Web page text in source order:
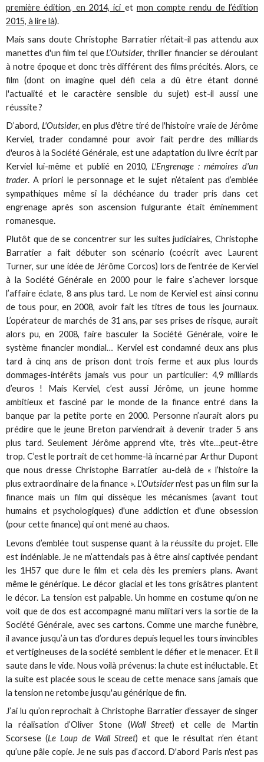
première édition, en 2014, ici et mon compte rendu de l’édition
2015, à lire là).
Mais sans doute Christophe Barratier n’était-il pas attendu aux
manettes d'un film tel queL’Outsider, thriller financier se déroulant
à notre époque et donc très différent des films précités. Alors, ce
film (dont on imagine quel défi cela a dû être étant donné
l'actualité et le caractère sensible du sujet) est-il aussi une
réussite ?
D’abord, L'Outsider, en plus d'être tiré de l'histoire vraie de Jérôme
Kerviel, trader condamné pour avoir fait perdre des milliards
d'euros à la Société Générale, est une adaptation du livre écrit par
Kerviel lui-même et publié en 2010,L'Engrenage : mémoires d'un
trader. A priori le personnage et le sujet n’étaient pas d’emblée
sympathiques même si la déchéance du trader pris dans cet
engrenage après son ascension fulgurante était éminemment
romanesque.
Plutôt que de se concentrer sur les suites judiciaires, Christophe
Barratier a fait débuter son scénario (coécrit avec Laurent
Turner, sur une idée de Jérôme Corcos) lors de l’entrée de Kerviel
à la Société Générale en 2000 pour le faire s’achever lorsque
l’affaire éclate, 8 ans plus tard. Le nom de Kerviel est ainsi connu
de tous pour, en 2008, avoir fait les titres de tous les journaux.
L’opérateur de marchés de 31 ans, par ses prises de risque, aurait
alors pu, en 2008, faire basculer la Société Générale, voire le
système financier mondial… Kerviel est condamné deux ans plus
tard à cinq ans de prison dont trois ferme et aux plus lourds
dommages-intérêts jamais vus pour un particulier: 4,9 milliards
d’euros ! Mais Kerviel, c’est aussi Jérôme, un jeune homme
ambitieux et fasciné par le monde de la finance entré dans la
banque par la petite porte en 2000. Personne n’aurait alors pu
prédire que le jeune Breton parviendrait à devenir trader 5 ans
plus tard. Seulement Jérôme apprend vite, très vite…peut-être
trop. C’est le portrait de cet homme-là incarné par Arthur Dupont
que nous dresse Christophe Barratier au-delà de « l’histoire la
plus extraordinaire de la finance ».L'Outsidern'est pas un film sur la
finance mais un film qui dissèque les mécanismes (avant tout
humains et psychologiques) d'une addiction et d'une obsession
(pour cette finance) qui ont mené au chaos.
Levons d’emblée tout suspense quant à la réussite du projet. Elle
est indéniable. Je ne m’attendais pas à être ainsi captivée pendant
les 1H57 que dure le film et cela dès les premiers plans. Avant
même le générique. Le décor glacial et les tons grisâtres plantent
le décor. La tension est palpable. Un homme en costume qu’on ne
voit que de dos est accompagné manu militari vers la sortie de la
Société Générale, avec ses cartons. Comme une marche funèbre,
il avance jusqu’à un tas d’ordures depuis lequel les tours invincibles
et vertigineuses de la société semblent le défier et le menacer. Et il
saute dans le vide. Nous voilà prévenus: la chute est inéluctable. Et
la suite est placée sous le sceau de cette menace sans jamais que
la tension ne retombe jusqu'au générique de fin.
J’ai lu qu’on reprochait à Christophe Barratier d’essayer de singer
la réalisation d’Oliver Stone (Wall Street) et celle de Martin
Scorsese (Le Loup de Wall Street) et que le résultat n’en étant
qu’une pâle copie. Je ne suis pas d’accord. D'abord Paris n'est pas